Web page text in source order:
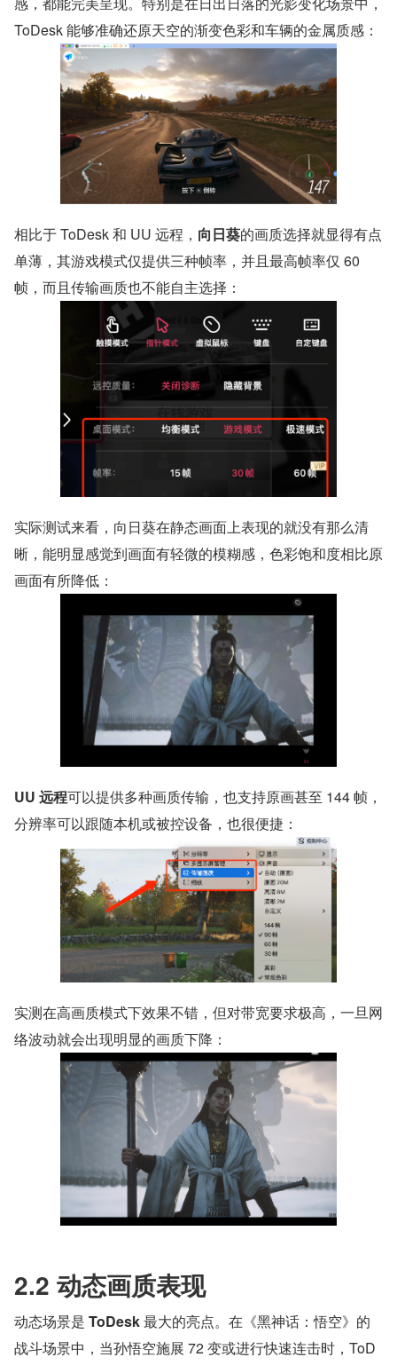
ToDesk 能够准确还原天空的渐变色彩和车辆的金属质感：
相比于 ToDesk 和 UU 远程， 向日葵的画质选择就显得有点
单薄，其游戏模式仅提供三种帧率，并且最高帧率仅 60
帧，而且传输画质也不能自主选择：
实际测试来看，向日葵在静态画面上表现的就没有那么清
晰，能明显感觉到画面有轻微的模糊感，色彩饱和度相比原
画面有所降低：
UU 远程可以提供多种画质传输，也支持原画甚至 144 帧，
分辨率可以跟随本机或被控设备，也很便捷：
实测在高画质模式下效果不错，但对带宽要求极高，一旦网
络波动就会出现明显的画质下降：
2.2 动态画质表现
动态场景是 ToDesk 最大的亮点。在《黑神话：悟空》的
战斗场景中，当孙悟空施展 72 变或进行快速连击时，ToD